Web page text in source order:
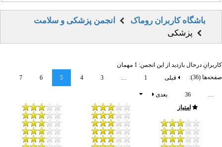
باشگاه کاربران روماک
انجمن پزشکی و سلامت
پزشکی
کاربرانِ درحال بازدید از این انجمن: 1 مهمان
صفحه‌ها (36):
قبلی 1
…
3
4
5
6
7
…
36
بعدی
امتیاز